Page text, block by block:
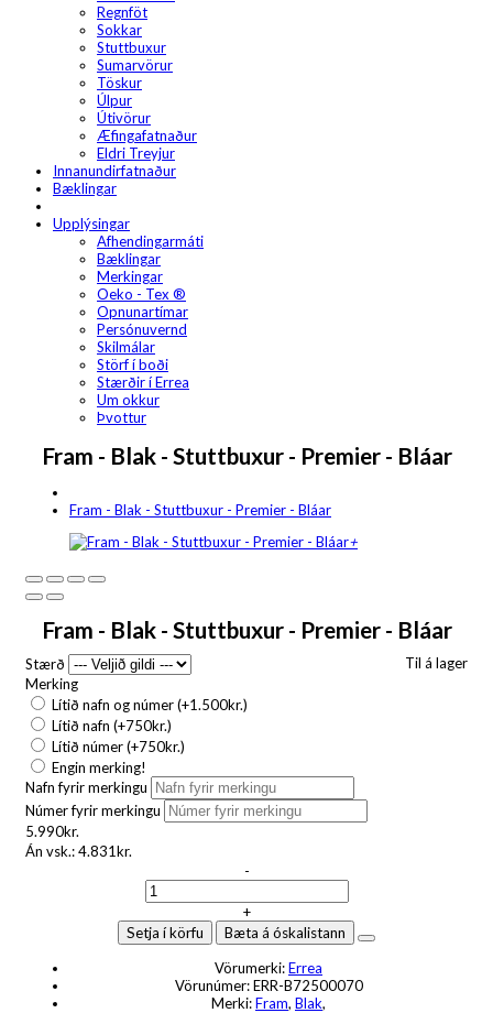
Regnföt
Sokkar
Stuttbuxur
Sumarvörur
Töskur
Úlpur
Útivörur
Æfingafatnaður
Eldri Treyjur
Innanundirfatnaður
Bæklingar
Upplýsingar
Afhendingarmáti
Bæklingar
Merkingar
Oeko - Tex ®
Opnunartímar
Persónuvernd
Skilmálar
Störf í boði
Stærðir í Errea
Um okkur
Þvottur
Fram - Blak - Stuttbuxur - Premier - Bláar
Fram - Blak - Stuttbuxur - Premier - Bláar
+
Fram - Blak - Stuttbuxur - Premier - Bláar
Til á lager
Stærð
Merking
Lítið nafn og númer (+1.500kr.)
Lítið nafn (+750kr.)
Lítið númer (+750kr.)
Engin merking!
Nafn fyrir merkingu
Númer fyrir merkingu
5.990kr.
Án vsk.:4.831kr.
-
+
Setja í körfu
Bæta á óskalistann
Vörumerki:Errea
Vörunúmer:ERR-B72500070
Merki:Fram, Blak,